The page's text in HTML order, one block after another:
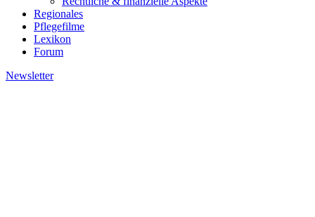
Regionales
Pflegefilme
Lexikon
Forum
Newsletter